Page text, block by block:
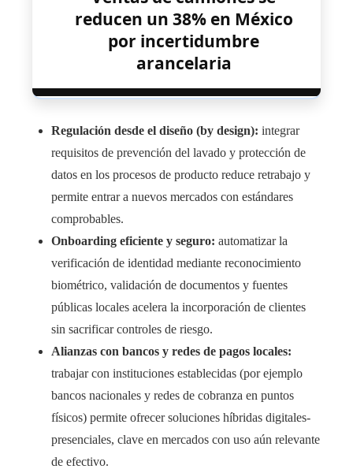
reducen un 38% en México
por incertidumbre
arancelaria
Regulación desde el diseño (by design): integrar
requisitos de prevención del lavado y protección de
datos en los procesos de producto reduce retrabajo y
permite entrar a nuevos mercados con estándares
comprobables.
Onboarding eficiente y seguro: automatizar la
verificación de identidad mediante reconocimiento
biométrico, validación de documentos y fuentes
públicas locales acelera la incorporación de clientes
sin sacrificar controles de riesgo.
Alianzas con bancos y redes de pagos locales:
trabajar con instituciones establecidas (por ejemplo
bancos nacionales y redes de cobranza en puntos
físicos) permite ofrecer soluciones híbridas digitales-
presenciales, clave en mercados con uso aún relevante
de efectivo.